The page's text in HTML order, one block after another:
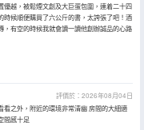
越，被鬆煙文創及大巨蛋包圍，連着二十四
候順便購買了六公斤的書，太誇張了吧！酒
有空的時候我就會讀一讀他創辦誠品的心路
評價於：2026年08月04日
之外，附近的環境非常清幽 房間的大細適
間感十足